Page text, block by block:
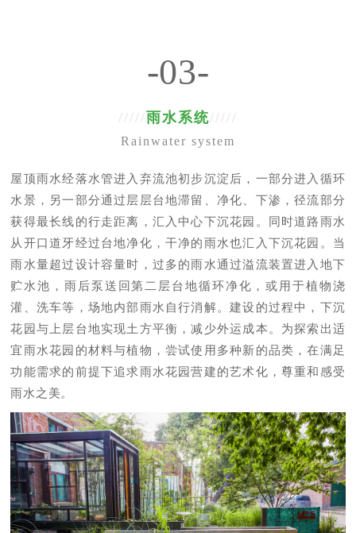
-03-
/////雨水系统/////
Rainwater system
屋顶雨水经落水管进入弃流池初步沉淀后，一部分进入循环
水景，另一部分通过层层台地滞留、净化、下渗，径流部分
获得最长线的行走距离，汇入中心下沉花园。同时道路雨水
从开口道牙经过台地净化，干净的雨水也汇入下沉花园。当
雨水量超过设计容量时，过多的雨水通过溢流装置进入地下
贮水池，雨后泵送回第二层台地循环净化，或用于植物浇
灌、洗车等，场地内部雨水自行消解。建设的过程中，下沉
花园与上层台地实现土方平衡，减少外运成本。为探索出适
宜雨水花园的材料与植物，尝试使用多种新的品类，在满足
功能需求的前提下追求雨水花园营建的艺术化，尊重和感受
雨水之美。